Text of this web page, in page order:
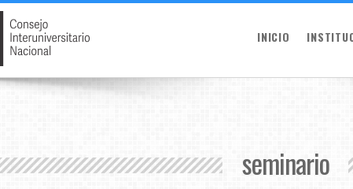
INICIO
seminario